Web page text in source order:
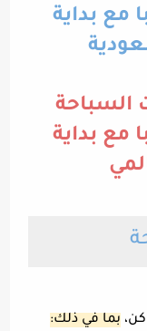
مع بداية
السباحة
مع بداية
بما في ذلك: